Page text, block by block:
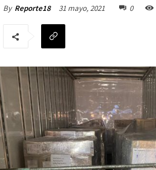
By Reporte18 31 mayo, 2021 0